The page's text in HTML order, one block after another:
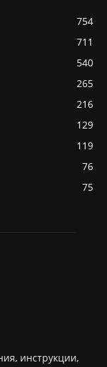
754
711
540
265
216
129
119
76
75
инструкции,